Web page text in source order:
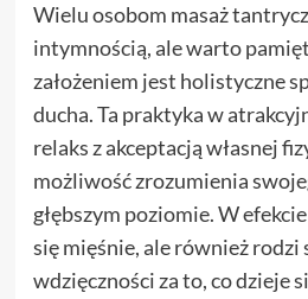
Wielu osobom masaż
intymnością, ale warto
założeniem jest holistyczne
ducha. Ta praktyka w
relaks z akceptacją własnej
możliwość zrozumienia
głębszym poziomie. W
się mięśnie, ale również rodzi
wdzięczności za to, co dzieje